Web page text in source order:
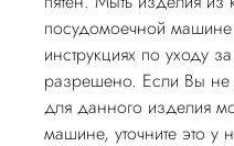
посудомоечной
инструкциях по уходу
разрешено. Если Вы
для данного изделия
машине, уточните это у